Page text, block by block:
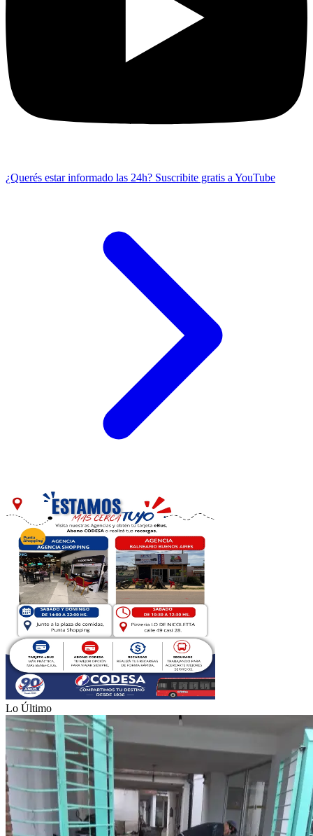
¿Querés estar informado las 24h? Suscribite gratis a YouTube
Lo Último